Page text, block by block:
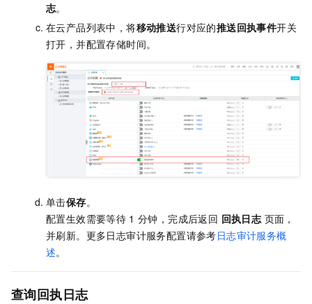
志。
在云产品列表中，将移动推送行对应的推送回执事件开关
打开，并配置存储时间。
单击保存。
配置生效需要等待 1 分钟，完成后返回 回执日志 页面，
并刷新。更多日志审计服务配置请参考日志审计服务概
述。
查询回执日志